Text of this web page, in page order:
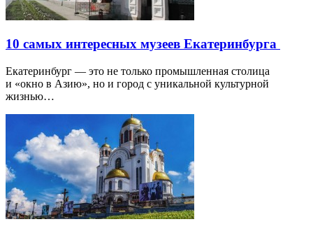
10 самых интересных музеев Екатеринбурга
Екатеринбург — это не только промышленная столица
и «окно в Азию», но и город с уникальной культурной
жизнью…